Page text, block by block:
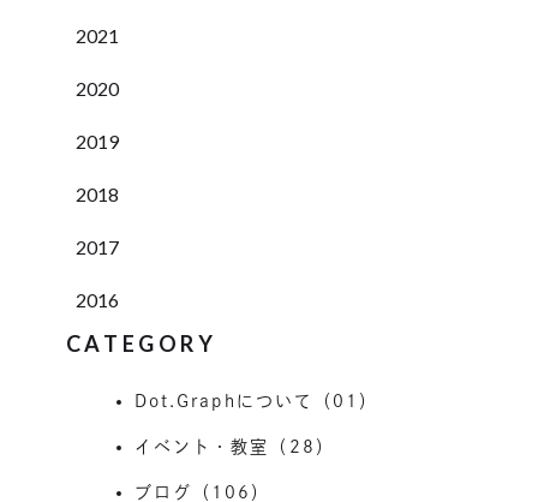
2021
2020
2019
2018
2017
2016
CATEGORY
Dot.Graphについて（01）
イベント・教室（28）
ブログ（106）